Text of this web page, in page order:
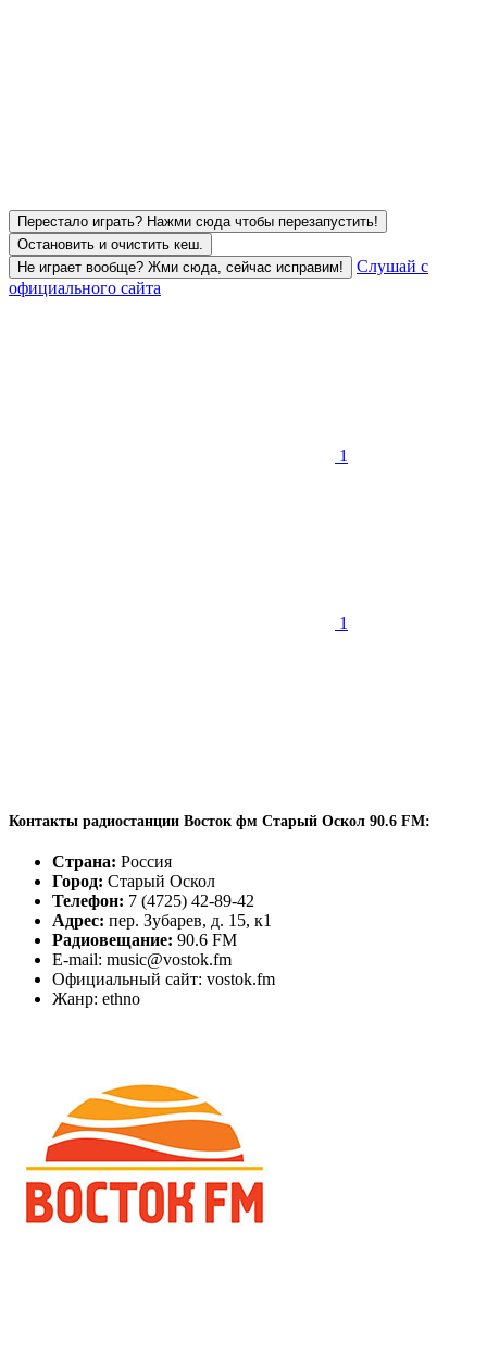
Перестало играть? Нажми сюда чтобы перезапустить!
Остановить и очистить кеш.
Не играет вообще? Жми сюда, сейчас исправим!
Слушай с
официального сайта
1
1
Контакты радиостанции Восток фм Старый Оскол 90.6 FM:
Страна: Россия
Город: Старый Оскол
Телефон: 7 (4725) 42-89-42
Адрес: пер. Зубарев, д. 15, к1
Радиовещание: 90.6 FM
E-mail: music@vostok.fm
Официальный сайт: vostok.fm
Жанр: ethno